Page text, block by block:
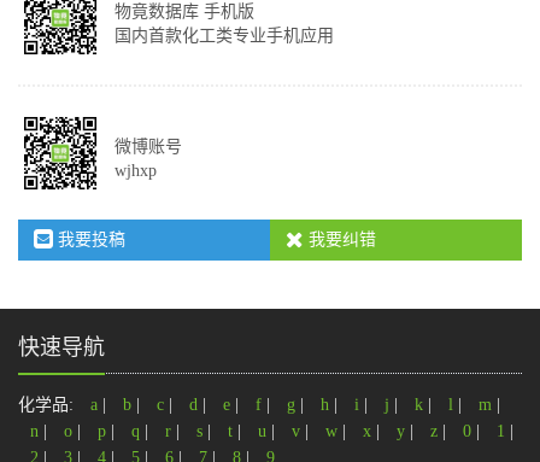
物竟数据库 手机版
国内首款化工类专业手机应用
微博账号
wjhxp
我要投稿 我要纠错
快速导航
化学品: a b c d e f g h i j k l m
n
o p q r s t u v w x y z 0 1
2
3 4 5 6 7 8 9